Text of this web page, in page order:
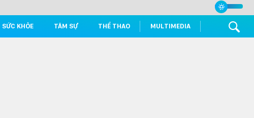
SỨC KHỎE TÂM SỰ THỂ THAO MULTIMEDIA